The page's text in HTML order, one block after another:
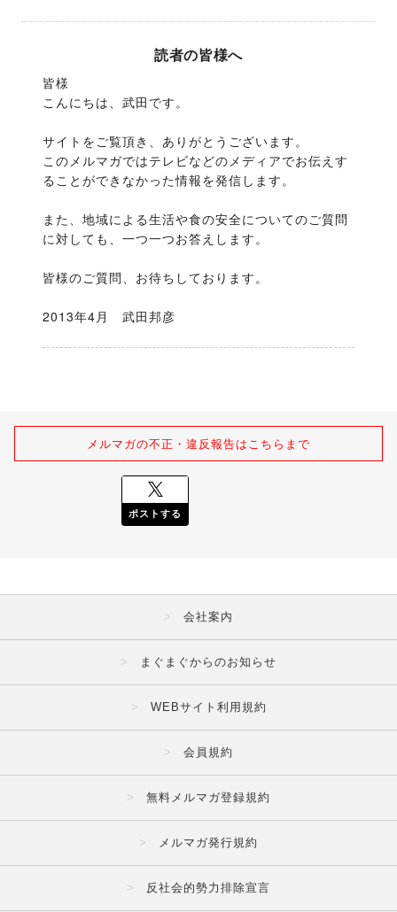
読者の皆様へ
皆様
こんにちは、武田です。
サイトをご覧頂き、ありがとうございます。
このメルマガではテレビなどのメディアでお伝えす
ることができなかった情報を発信します。
また、地域による生活や食の安全についてのご質問
に対しても、一つ一つお答えします。
皆様のご質問、お待ちしております。
2013年4月　武田邦彦
メルマガの不正・違反報告はこちらまで
ポストする
会社案内
まぐまぐからのお知らせ
WEBサイト利用規約
会員規約
無料メルマガ登録規約
メルマガ発行規約
反社会的勢力排除宣言